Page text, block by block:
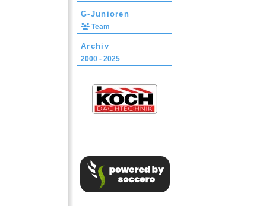
G-Junioren
Team
Archiv
2000 - 2025